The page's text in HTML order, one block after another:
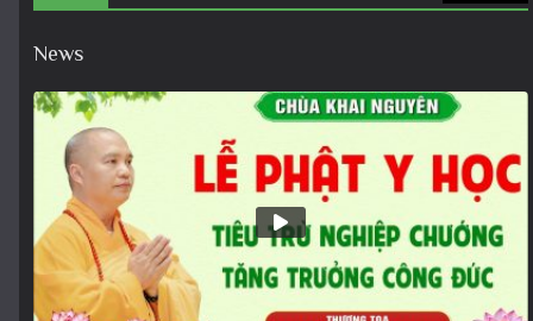
News